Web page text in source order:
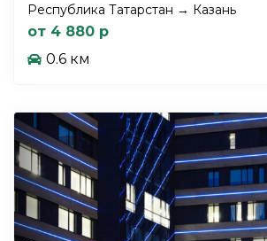
Республика Татарстан → Казань
от 4 880 р
0.6 км